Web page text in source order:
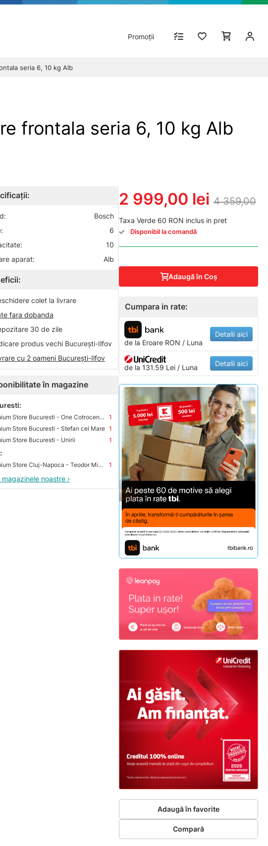
Promoții
seria 6, 10 kg Alb
frontala seria 6, 10 kg Alb
Bosch
6
10
aparat:
Alb
colet la livrare
fara dobanda
30 de zile
produs vechi București-Ilfov
cu 2 oameni București-Ilfov
în magazine
Premium Store Bucuresti - One Cotroceni Park
1
Store Bucuresti - Stefan cel Mare 1
Store Bucuresti - Unirii
1
Premium Store Cluj-Napoca - Teodor Mihali 1
magazinele noastre ›
2 999,00 lei 4 359,00
Taxa Verde 60 RON inclus in pret
Disponibil la comandă
Adaugă în Coş
Cumpara in rate:
de la Eroare RON / Luna
Detalii aici
de la 131.59 Lei / Luna Detalii aici
Adaugă în favorite
Compară